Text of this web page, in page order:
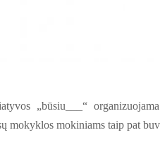
„būsiu___“
mokyklos mokiniams taip pat